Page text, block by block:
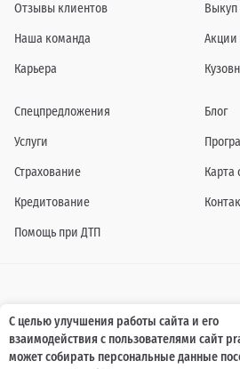
Отзывы клиентов
Наша команда
Карьера
Выкуп
Акции
Спецпредложения
Услуги
Страхование
Кредитование
Помощь при ДТП
Блог
Карта
Информация о технических характеристиках,
гамме и стоимости автомобилей, а также
их проведения, указанных на сайте
характер и ни при каких условиях не
определяемой положениями пунктом 2
С целью улучшения работы сайта и его
взаимодействия с пользователями сайт
может собирать персональные данные